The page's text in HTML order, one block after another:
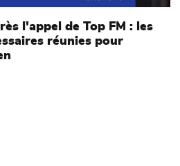
l'appel de Top FM : les
réunies pour